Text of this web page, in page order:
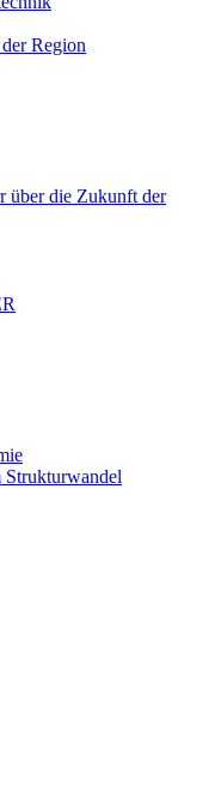
Region
über die Zukunft der
Strukturwandel